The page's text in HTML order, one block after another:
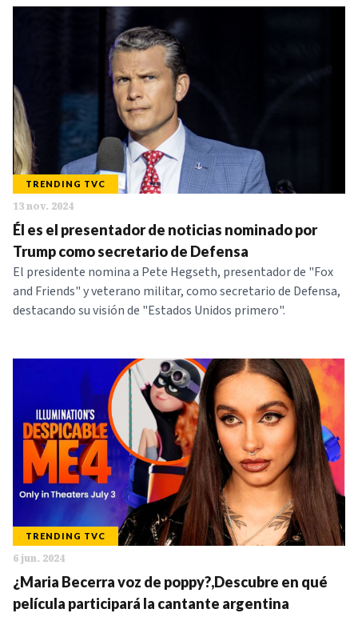
TRENDING TVC
13 nov. 2024
Él es el presentador de noticias nominado por
Trump como secretario de Defensa
El presidente nomina a Pete Hegseth, presentador de "Fox
and Friends" y veterano militar, como secretario de Defensa,
destacando su visión de "Estados Unidos primero".
TRENDING TVC
6 jun. 2024
¿Maria Becerra voz de poppy?,Descubre en qué
película participará la cantante argentina